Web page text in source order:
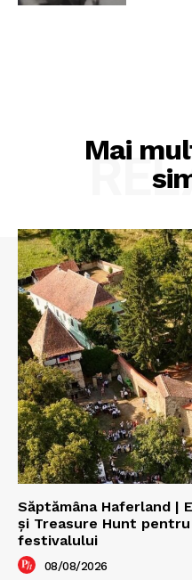
Mai
Săptămâna Haferland |
şi Treasure Hunt
festivalului
08/08/2026